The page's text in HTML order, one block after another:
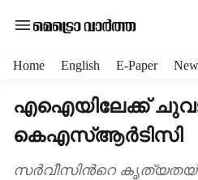
Home English E-Paper
എഐയിലേക്ക്
കെഎസ്ആര്‍ടിസി
സർവീസിന്‍റെ